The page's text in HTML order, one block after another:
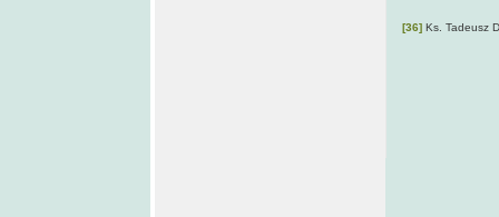
[36] Ks. Tadeusz